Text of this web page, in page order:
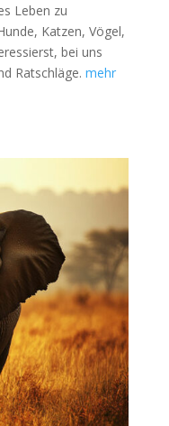
Leben zu
Katzen, Vögel,
bei uns
Ratschläge. mehr